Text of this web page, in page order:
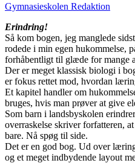
Gymnasieskolen Redaktion
Erindring!
Så kom bogen, jeg manglede
rodede i min egen hukommelse,
forhåbentligt til glæde for mange
Der er meget klassisk biologi i
er fokus rettet mod, hvordan
Et kapitel handler om
bruges, hvis man prøver at give
Som barn i landsbyskolen
overraskelse skriver forfatteren,
bare. Nå spøg til side.
Det er en god bog. Ud over
og et meget indbydende layout